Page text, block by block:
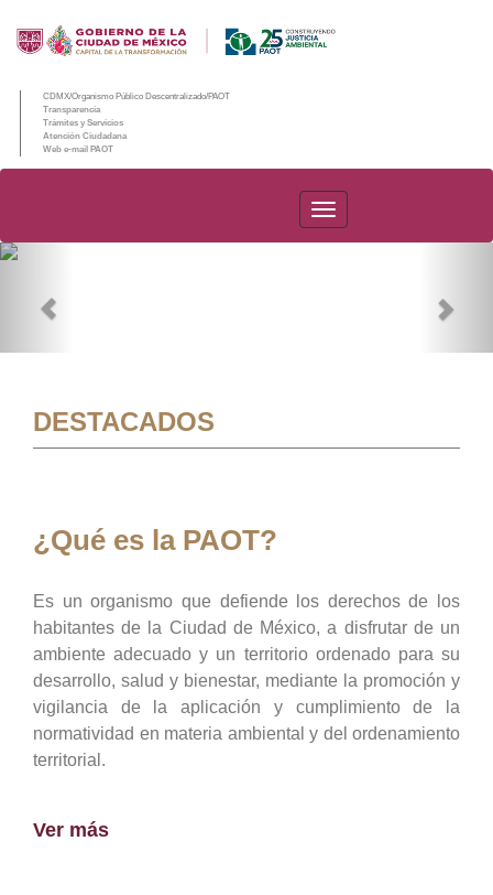
CDMX/Organismo Público Descentralizado/PAOT
Transparencia
Trámites y Servicios
Atención Ciudadana
Web e-mail PAOT
PAOT
DESTACADOS
¿Qué es la PAOT?
Es un organismo que defiende los derechos de los
habitantes de la Ciudad de México, a disfrutar de un
ambiente adecuado y un territorio ordenado para su
desarrollo, salud y bienestar, mediante la promoción y
vigilancia de la aplicación y cumplimiento de la
normatividad en materia ambiental y del ordenamiento
territorial.
Ver más